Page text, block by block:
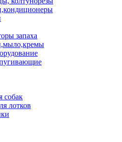
запаха
собак
лотков